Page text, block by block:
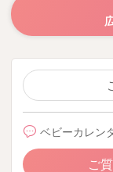
ベビーカレン
ご